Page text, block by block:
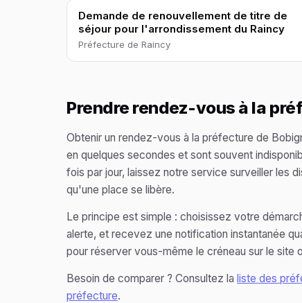
Demande de renouvellement de titre de
séjour pour l'arrondissement du Raincy
Préfecture de Raincy
Prendre rendez-vous à la
Obtenir un rendez-vous à la préfecture de
en quelques secondes et sont souvent
fois par jour, laissez notre service surveiller les
qu'une place se libère.
Le principe est simple : choisissez votre
alerte, et recevez une notification instantanée
pour réserver vous-même le créneau sur le site
Besoin de comparer ? Consultez la liste des
préfecture.